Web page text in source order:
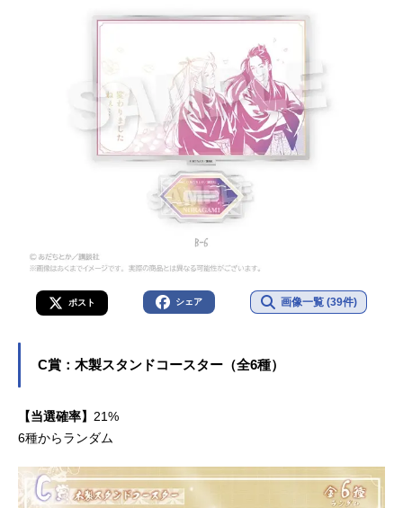
ポスト シェア 画像一覧 (39件)
C賞：木製スタンドコースター（全6種）
【当選確率】 21%
6種からランダム